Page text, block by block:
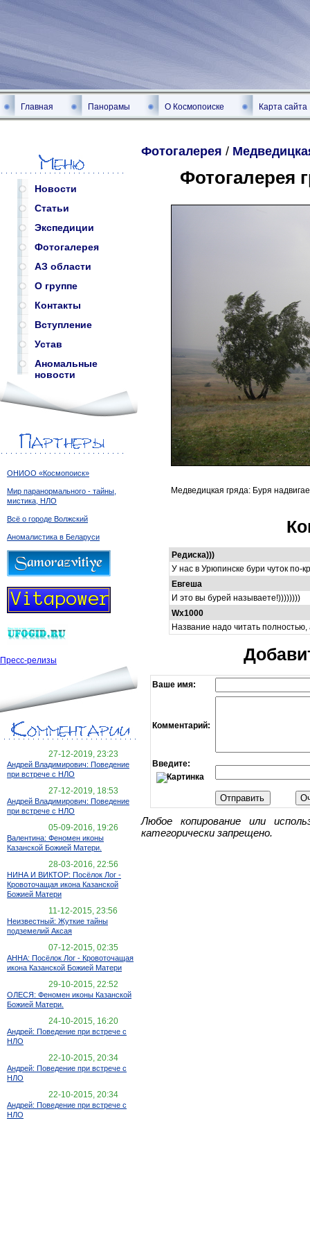
Главная Панорамы О Космопоиске Карта сайта
Новости
Статьи
Экспедиции
Фотогалерея
АЗ области
О группе
Контакты
Вступление
Устав
Аномальные
новости
ОНИОО «Космопоиск»
Мир паранормального - тайны,
мистика, НЛО
Всё о городе Волжский
Аномалистика в Беларуси
Пресс-релизы
27-12-2019, 23:23
Андрей Владимирович: Поведение
при встрече с НЛО
27-12-2019, 18:53
Андрей Владимирович: Поведение
при встрече с НЛО
05-09-2016, 19:26
Валентина: Феномен иконы
Казанской Божией Матери.
28-03-2016, 22:56
НИНА И ВИКТОР: Посёлок Лог -
Кровоточащая икона Казанской
Божией Матери
11-12-2015, 23:56
Неизвестный: Жуткие тайны
подземелий Аксая
07-12-2015, 02:35
АННА: Посёлок Лог - Кровоточащая
икона Казанской Божией Матери
29-10-2015, 22:52
ОЛЕСЯ: Феномен иконы Казанской
Божией Матери.
24-10-2015, 16:20
Андрей: Поведение при встрече с
НЛО
22-10-2015, 20:34
Андрей: Поведение при встрече с
НЛО
22-10-2015, 20:34
Андрей: Поведение при встрече с
НЛО
Фотогалерея /
Фотогалерея
Медведицкая гряда: Буря
Редиска)))
У нас в Урюпинске бури чуток по-
Евгеша
И это вы бурей называете!))))))))
Wx1000
Название надо читать полностью,
Ваше имя:
Комментарий:
Введите:
Любое копирование или
категорически запрещено.